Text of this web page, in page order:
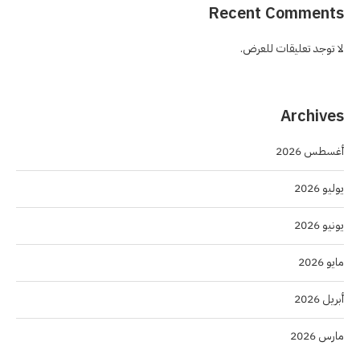
Recent Comments
لا توجد تعليقات للعرض.
Archives
أغسطس 2026
يوليو 2026
يونيو 2026
مايو 2026
أبريل 2026
مارس 2026